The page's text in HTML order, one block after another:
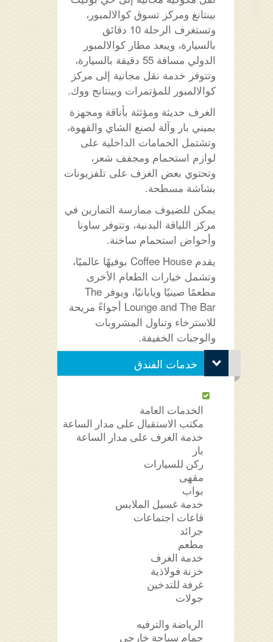
بينتانغ ومركز تسوق كوالالمبور،
وتستغرف الرحلة 10 دقائق
بالسيارة، ويبعد مطار كوالالمبور
الدولي مسافة 55 دقيقة بالسيارة،
وتتوفر خدمة نقل مجانية إلى مركز
كوالالمبور للمؤتمرات وبينتانج ووك.
الغرف حديثة ومؤثثة بأناقة ومجهزة
بميني بار وآلة لصنع الشاي والقهوة،
وتشتمل الحمامات الداخلية على
لوازم استحمام ومجفف شعر،
وتحتوي بعض الغرف على تلفزيونات
بشاشة مسطحة.
يمكن للضيوف ممارسة التمارين في
مركز اللياقة البدنية، وتتوفر ساونا
وأحواض استحمام ساخنة.
يقدم Coffee House بوفيهًا عالميًا،
وتشمل خيارات الطعام الأخرى
مطعمًا صينيًا ويابانيًا، ويوفر The
Lounge and The Bar أجواءً مريحة
للاسترخاء وتناول المشروبات
والوجبات الخفيفة.
خدمات الفندق
الخدمات العامة
مكتب الاستقبال على مدار الساعة
خدمة الغرف على مدار الساعة
بار
ركن للسيارات
مقهى
بواب
خدمة غسيل الملابس
قاعات اجتماعات
جرائد
مطعم
خدمة الغرف
خزنة فولاذية
غرفة للتدخين
جولات
الرياضة والترفيه
حمام سباحة خارجي